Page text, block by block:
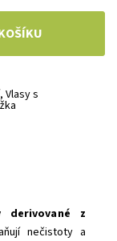
, Vlasy s
derivované z
nečistoty a